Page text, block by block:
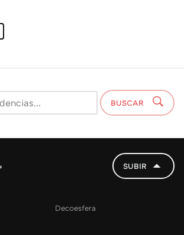
BUSCAR
SUBIR
Decoesfera